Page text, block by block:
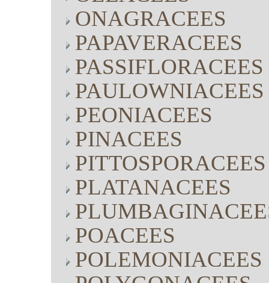
ONAGRACEES
PAPAVERACEES
PASSIFLORACEES
PAULOWNIACEES
PEONIACEES
PINACEES
PITTOSPORACEES
PLATANACEES
POACEES
POLEMONIACEES